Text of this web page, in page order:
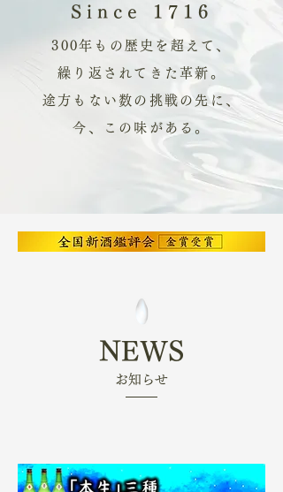
Since 1716
300年もの歴史を超えて、
繰り返されてきた革新。
途方もない数の挑戦の先に、
今、この味がある。
NEWS
​お知らせ